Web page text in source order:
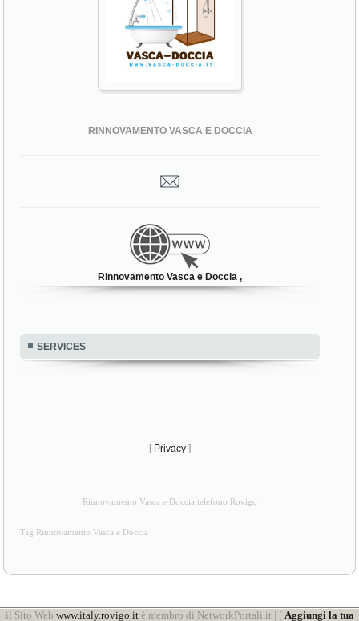
RINNOVAMENTO VASCA E DOCCIA
Rinnovamento Vasca e Doccia ,
SERVICES
[ Privacy ]
Rinnovamento Vasca e Doccia telefono Rovigo
Tag Rinnovamento Vasca e Doccia
il Sito Web www.italy.rovigo.itè membro di NetworkPortali.it | [ Aggiungi la tua